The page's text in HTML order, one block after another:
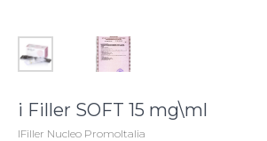
i Filler SOFT 15 mg\ml
IFiller Nucleo PromoItalia